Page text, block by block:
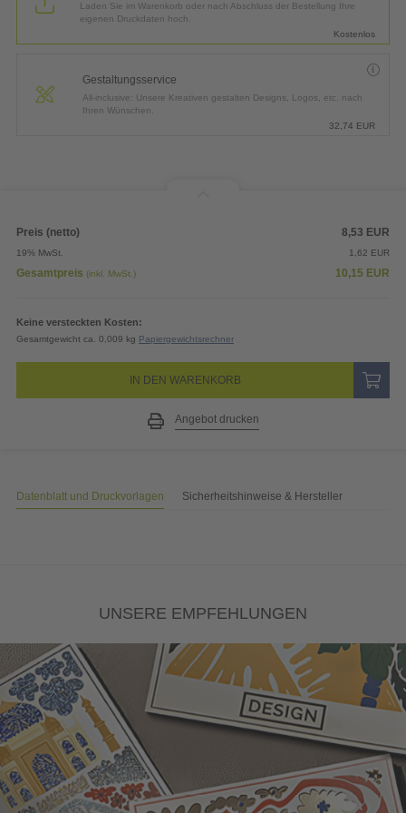
Laden Sie im Warenkorb oder nach Abschluss der Bestellung Ihre
eigenen Druckdaten hoch.
Kostenlos
Gestaltungsservice
All-inclusive: Unsere Kreativen gestalten Designs, Logos, etc. nach
Ihren Wünschen.
32,74 EUR
Preis (netto) 8,53 EUR
19% MwSt. 1,62 EUR
Gesamtpreis (inkl. MwSt.) 10,15 EUR
Keine versteckten Kosten:
Gesamtgewicht ca. 0,009 kg Papiergewichtsrechner
IN DEN WARENKORB
Angebot drucken
Datenblatt und Druckvorlagen Sicherheitshinweise & Hersteller
UNSERE EMPFEHLUNGEN